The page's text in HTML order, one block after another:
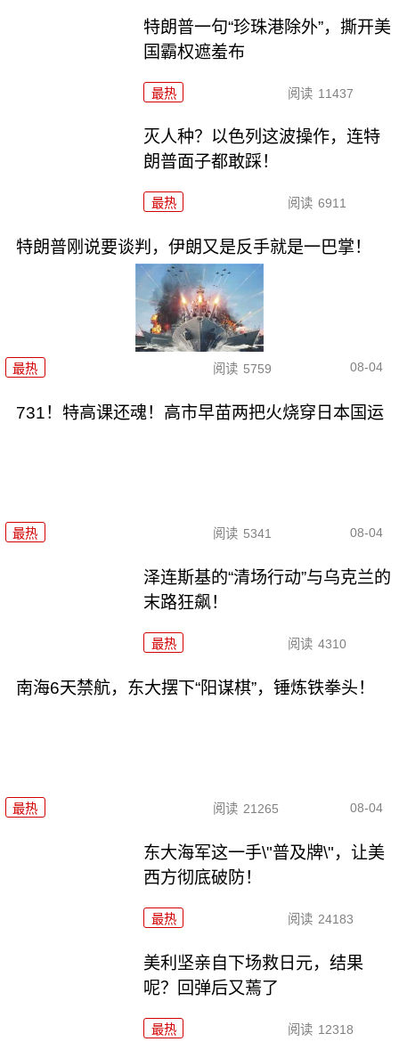
特朗普一句“珍珠港除外”，撕开美
国霸权遮羞布
最热 阅读 11437
灭人种？以色列这波操作，连特
朗普面子都敢踩！
最热 阅读 6911
特朗普刚说要谈判，伊朗又是反手就是一巴掌！
最热 阅读 5759 08-04
731！特高课还魂！高市早苗两把火烧穿日本国运
最热 阅读 5341 08-04
泽连斯基的“清场行动”与乌克兰的
末路狂飙！
最热 阅读 4310
南海6天禁航，东大摆下“阳谋棋”，锤炼铁拳头！
最热 阅读 21265 08-04
东大海军这一手\"普及牌\"，让美
西方彻底破防！
最热 阅读 24183
美利坚亲自下场救日元，结果
呢？回弹后又蔫了
最热 阅读 12318